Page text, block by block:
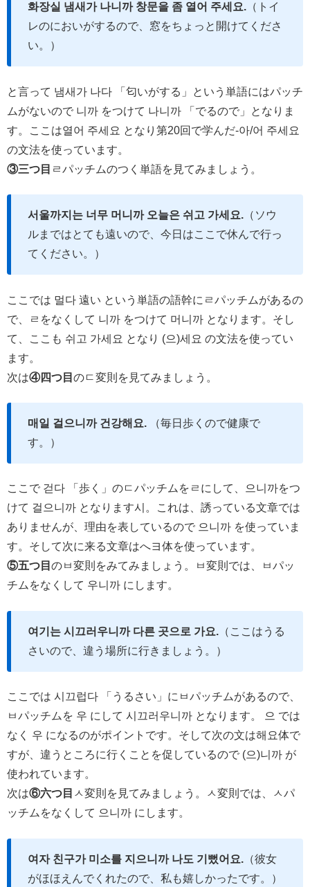
화장실 냄새가 나니까 창문을 좀 열어 주세요. （トイ
レのにおいがするので、窓をちょっと開けてくださ
い。）
と言って 냄새가 나다 「匂いがする」という単語にはパッチ
ムがないので 니까 をつけて 나니까 「でるので」となりま
す。ここは열어 주세요 となり第20回で学んだ-아/어 주세요
の文法を使っています。
③三つ目 ㄹパッチムのつく単語を見てみましょう。
서울까지는 너무 머니까 오늘은 쉬고 가세요. （ソウ
ルまではとても遠いので、今日はここで休んで行っ
てください。）
ここでは 멀다 遠い という単語の語幹にㄹパッチムがあるの
で、ㄹをなくして 니까 をつけて 머니까 となります。そし
て、ここも 쉬고 가세요 となり (으)세요 の文法を使ってい
ます。
次は④四つ目 のㄷ変則を見てみましょう。
매일 걸으니까 건강해요.
（毎日歩くので健康で
す。）
ここで 걷다 「歩く」のㄷパッチムをㄹにして、으니까をつ
けて 걸으니까 となります시。これは、誘っている文章では
ありませんが、理由を表しているので 으니까 を使っていま
す。そして次に来る文章はへヨ体を使っています。
⑤五つ目 のㅂ変則をみてみましょう。ㅂ変則では、ㅂパッ
チムをなくして 우니까 にします。
여기는 시끄러우니까 다른 곳으로 가요. （ここはうる
さいので、違う場所に行きましょう。）
ここでは 시끄럽다 「うるさい」にㅂパッチムがあるので、
ㅂパッチムを 우 にして 시끄러우니까 となります。 으 では
なく 우 になるのがポイントです。そして次の文は해요体で
すが、違うところに行くことを促しているので (으)니까 が
使われています。
次は⑥六つ目 ㅅ変則を見てみましょう。ㅅ変則では、ㅅパ
ッチムをなくして 으니까 にします。
여자 친구가 미소를 지으니까 나도 기뻤어요. （彼女
がほほえんでくれたので、私も嬉しかったです。）